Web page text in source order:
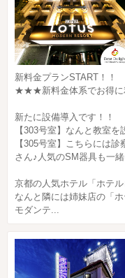
新料金プランSTART！！
★★★新料金体系でお得
新たに設備導入です！！
【303号室】なんと教室
【305号室】こちらには
さん♪人気のSM器具も一
京都の人気ホテル「ホテ
なんと隣には姉妹店の「
モダンテ...